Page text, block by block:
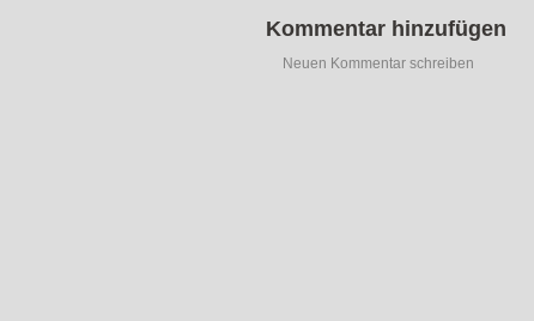
Kommentar hinzufügen
Neuen Kommentar schreiben